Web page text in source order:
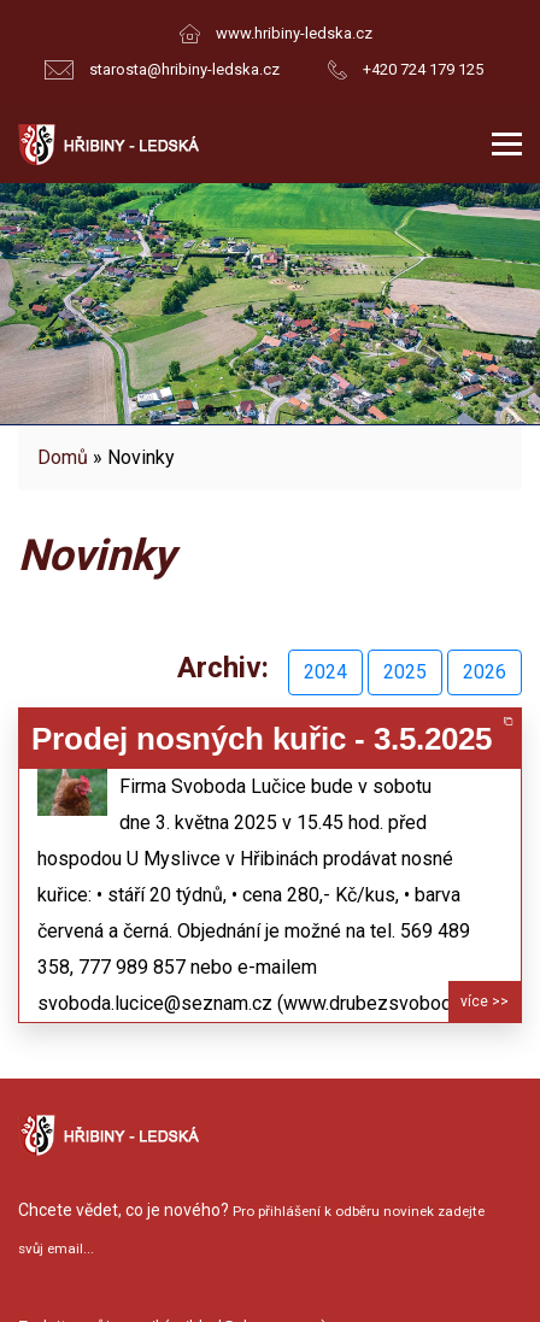
www.hribiny-ledska.cz
starosta@hribiny-ledska.cz
+420 724 179 125
Domů » Novinky
Novinky
Archiv: 2024 2025 2026
Prodej nosných kuřic - 3.5.2025
Firma Svoboda Lučice bude v sobotu
dne 3. května 2025 v 15.45 hod. před
hospodou U Myslivce v Hřibinách prodávat nosné
kuřice: • stáří 20 týdnů, • cena 280,- Kč/kus, • barva
červená a černá. Objednání je možné na tel. 569 489
358, 777 989 857 nebo e-mailem
svoboda.lucice@seznam.cz (www.drubezsvoboda.cz).
více >>
Chcete vědet, co je nového? Pro přihlášení k odběru novinek zadejte
svůj email...